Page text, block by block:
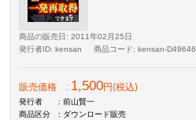
商品の販売日 : 2011年02月25日
発行者ID: kensan 商品コード: kensan-D49646
販売価格 : 1,500円(税込)
発行者
: 前山賢一
商品区分
: ダウンロード販売